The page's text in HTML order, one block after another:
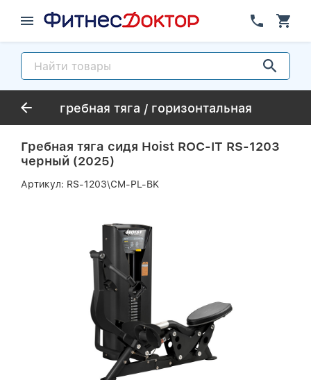
гребная тяга / горизонтальная
Гребная тяга сидя Hoist ROC-IT RS-1203
черный (2025)
Артикул: RS-1203\CM-PL-BK